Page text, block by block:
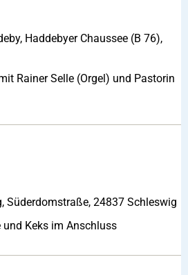
Haddebyer Chaussee (B 76),
Rainer Selle (Orgel) und Pastorin
Süderdomstraße, 24837 Schleswig
Keks im Anschluss